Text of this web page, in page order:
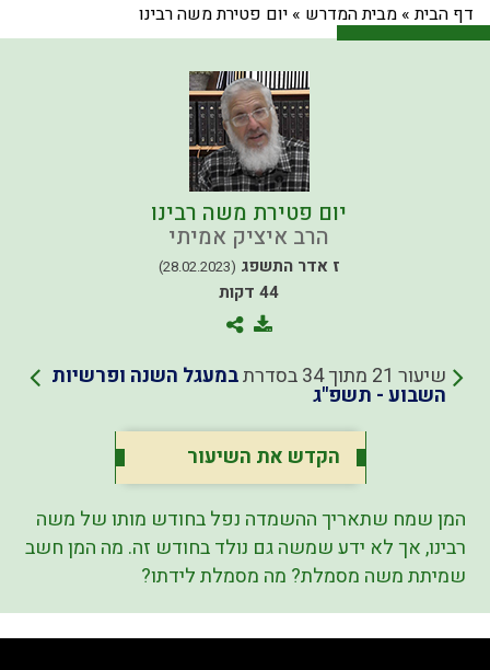
דף הבית» מבית המדרש » יום פטירת משה רבינו
יום פטירת משה רבינו
הרב איציק אמיתי
ז אדר התשפג (28.02.2023)
44 דקות
שיעור 21 מתוך 34 בסדרת במעגל השנה ופרשיות
השבוע - תשפ"ג
הקדש את השיעור
המן שמח שתאריך ההשמדה נפל בחודש מותו של משה
רבינו, אך לא ידע שמשה גם נולד בחודש זה. מה המן חשב
שמיתת משה מסמלת? מה מסמלת לידתו?